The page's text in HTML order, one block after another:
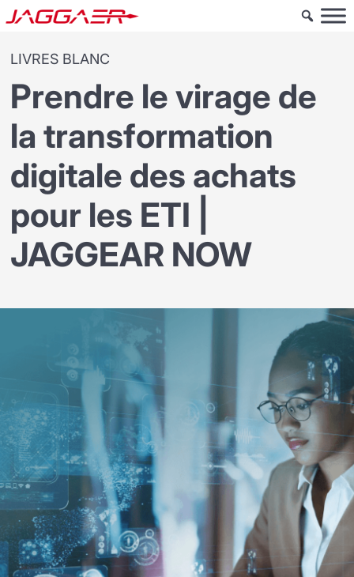
LIVRES BLANC
Prendre le virage de
la transformation
digitale des achats
pour les ETI |
JAGGEAR NOW